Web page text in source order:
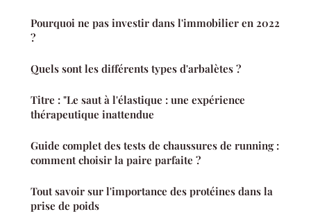
Pourquoi ne pas investir dans l'immobilier en 2022
?
Quels sont les différents types d'arbalètes ?
Titre : "Le saut à l'élastique : une expérience
thérapeutique inattendue
Guide complet des tests de chaussures de running :
comment choisir la paire parfaite ?
Tout savoir sur l'importance des protéines dans la
prise de poids